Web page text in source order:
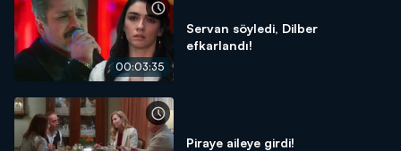
00:03:35
Servan söyledi, Dilber
efkarlandı!
Piraye aileye girdi!